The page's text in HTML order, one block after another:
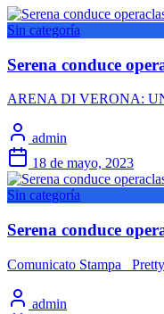
Sin categoría
Serena conduce
ARENA DI VERONA:
admin
18 de mayo, 2023
Sin categoría
Serena conduce
Comunicato Stampa
admin